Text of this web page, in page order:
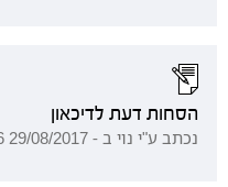
הסחות דעת לדיכאון
נכתב ע"י נוי ב - 29/08/2017 19:13:36